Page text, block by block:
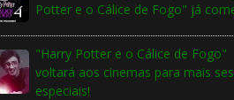
Potter e o Cálice de Fogo" já
"Harry Potter e o Cálice de Fogo"
voltará aos cinemas para mais
especiais!